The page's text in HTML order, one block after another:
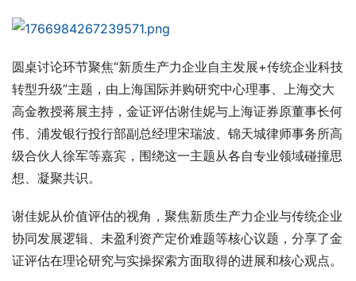
圆桌讨论环节聚焦“新质生产力企业自主发展+传统企业科技
转型升级”主题，由上海国际并购研究中心理事、上海交大
高金教授蒋展主持，金证评估谢佳妮与上海证券原董事长何
伟、浦发银行投行部副总经理宋瑞波、锦天城律师事务所高
级合伙人徐军等嘉宾，围绕这一主题从各自专业领域碰撞思
想、凝聚共识。
谢佳妮从价值评估的视角，聚焦新质生产力企业与传统企业
协同发展逻辑、未盈利资产定价难题等核心议题，分享了金
证评估在理论研究与实操探索方面取得的进展和核心观点。